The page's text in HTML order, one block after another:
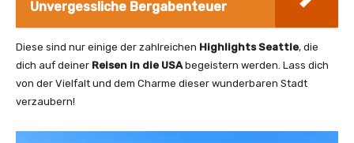
Unvergessliche Bergabenteuer
Diese sind nur einige der zahlreichen Highlights Seattle, die
dich auf deiner Reisen in die USA begeistern werden. Lass dich
von der Vielfalt und dem Charme dieser wunderbaren Stadt
verzaubern!